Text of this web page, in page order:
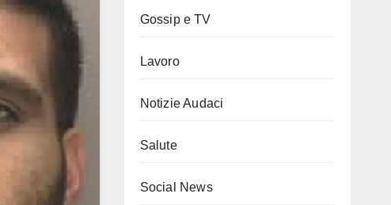
Gossip e TV
Lavoro
Notizie Audaci
Salute
Social News